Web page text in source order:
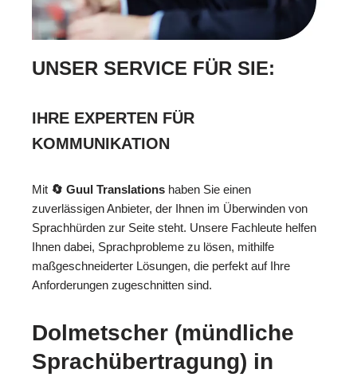
UNSER SERVICE FÜR SIE:
IHRE EXPERTEN FÜR
KOMMUNIKATION
Mit 🔄 Guul Translations haben Sie einen
zuverlässigen Anbieter, der Ihnen im Überwinden von
Sprachhürden zur Seite steht. Unsere Fachleute helfen
Ihnen dabei, Sprachprobleme zu lösen, mithilfe
maßgeschneiderter Lösungen, die perfekt auf Ihre
Anforderungen zugeschnitten sind.
Dolmetscher (mündliche
Sprachübertragung) in